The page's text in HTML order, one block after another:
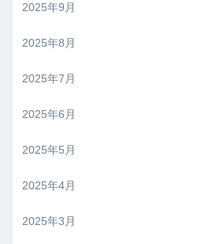
2025年9月
2025年8月
2025年7月
2025年6月
2025年5月
2025年4月
2025年3月